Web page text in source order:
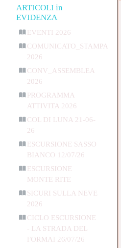
ARTICOLI in
EVIDENZA
EVENTI 2026
COMUNICATO_STAMPA
2026
CONV_ASSEMBLEA
2026
PROGRAMMA
ATTIVITA 2026
COL DI LUNA 21-06-
26
ESCURSIONE SASSO
BIANCO 12/07/26
ESCURSIONE
MONTE RITE
SICURI SULLA NEVE
2026
CICLO ESCURSIONE
- LA STRADA DEL
FORMAI 26/07/26